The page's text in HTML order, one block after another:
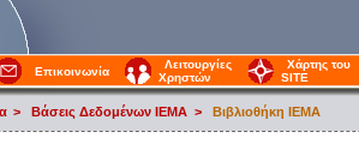
Επικοινωνία
Λειτουργίες
Χρηστών
Χάρτης του
SITE
> Βάσεις Δεδομένων ΙΕΜΑ > Βιβλιοθήκη IEMA